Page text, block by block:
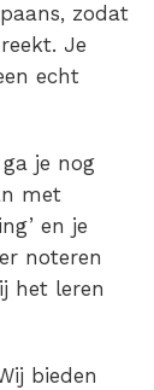
zodat
Je
echt
ga je nog
met
en je
noteren
het leren
bieden